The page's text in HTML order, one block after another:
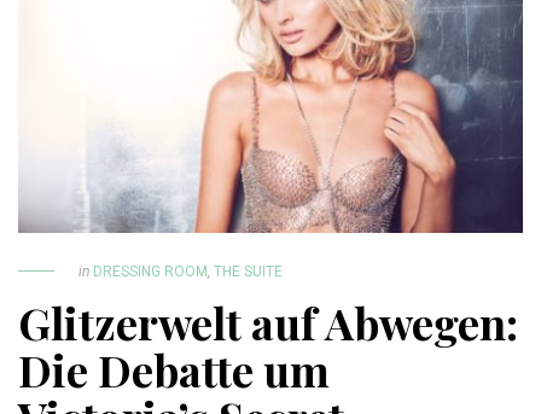
in DRESSING ROOM, THE SUITE
Glitzerwelt auf Abwegen:
Die Debatte um